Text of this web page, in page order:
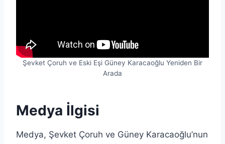
Şevket Çoruh ve Eski Eşi Güney Karacaoğlu Yeniden Bir
Arada
Medya İlgisi
Medya, Şevket Çoruh ve Güney Karacaoğlu’nun